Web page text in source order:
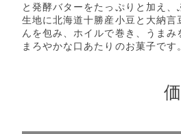
と発酵バターをたっぷりと加え、
生地に北海道十勝産小豆と大納言
んを包み、ホイルで巻き、うまみ
まろやかな口あたりのお菓子です